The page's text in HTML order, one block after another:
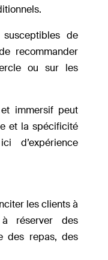
de
recommander
ou sur les
immersif peut
et la spécificité
d’expérience
les clients à
réserver des
des repas, des